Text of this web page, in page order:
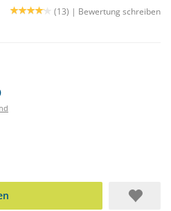
(13) | Bewertung schreiben